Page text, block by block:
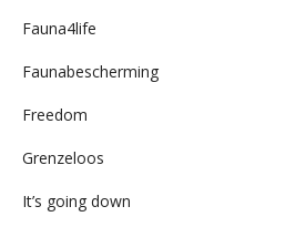
Fauna4life
Faunabescherming
Freedom
Grenzeloos
It’s going down